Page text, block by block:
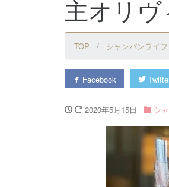
主オリヴ
TOP シャンパンライフ
Facebook
2020年5月15日 シ